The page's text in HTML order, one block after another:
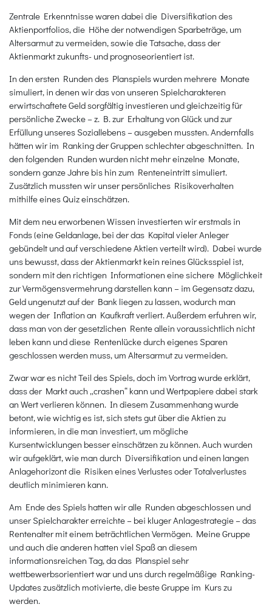
Zentrale Erkenntnisse waren dabei die Diversifikation des
Aktienportfolios, die Höhe der notwendigen Sparbeträge, um
Altersarmut zu vermeiden, sowie die Tatsache, dass der
Aktienmarkt zukunfts- und prognoseorientiert ist.
In den ersten Runden des Planspiels wurden mehrere Monate
simuliert, in denen wir das von unseren Spielcharakteren
erwirtschaftete Geld sorgfältig investieren und gleichzeitig für
persönliche Zwecke – z. B. zur Erhaltung von Glück und zur
Erfüllung unseres Soziallebens – ausgeben mussten. Andernfalls
hätten wir im Ranking der Gruppen schlechter abgeschnitten. In
den folgenden Runden wurden nicht mehr einzelne Monate,
sondern ganze Jahre bis hin zum Renteneintritt simuliert.
Zusätzlich mussten wir unser persönliches Risikoverhalten
mithilfe eines Quiz einschätzen.
Mit dem neu erworbenen Wissen investierten wir erstmals in
Fonds (eine Geldanlage, bei der das Kapital vieler Anleger
gebündelt und auf verschiedene Aktien verteilt wird). Dabei wurde
uns bewusst, dass der Aktienmarkt kein reines Glücksspiel ist,
sondern mit den richtigen Informationen eine sichere Möglichkeit
zur Vermögensvermehrung darstellen kann – im Gegensatz dazu,
Geld ungenutzt auf der Bank liegen zu lassen, wodurch man
wegen der Inflation an Kaufkraft verliert. Außerdem erfuhren wir,
dass man von der gesetzlichen Rente allein voraussichtlich nicht
leben kann und diese Rentenlücke durch eigenes Sparen
geschlossen werden muss, um Altersarmut zu vermeiden.
Zwar war es nicht Teil des Spiels, doch im Vortrag wurde erklärt,
dass der Markt auch „crashen“ kann und Wertpapiere dabei stark
an Wert verlieren können. In diesem Zusammenhang wurde
betont, wie wichtig es ist, sich stets gut über die Aktien zu
informieren, in die man investiert, um mögliche
Kursentwicklungen besser einschätzen zu können. Auch wurden
wir aufgeklärt, wie man durch Diversifikation und einen langen
Anlagehorizont die Risiken eines Verlustes oder Totalverlustes
deutlich minimieren kann.
Am Ende des Spiels hatten wir alle Runden abgeschlossen und
unser Spielcharakter erreichte – bei kluger Anlagestrategie – das
Rentenalter mit einem beträchtlichen Vermögen. Meine Gruppe
und auch die anderen hatten viel Spaß an diesem
informationsreichen Tag, da das Planspiel sehr
wettbewerbsorientiert war und uns durch regelmäßige Ranking-
Updates zusätzlich motivierte, die beste Gruppe im Kurs zu
werden.